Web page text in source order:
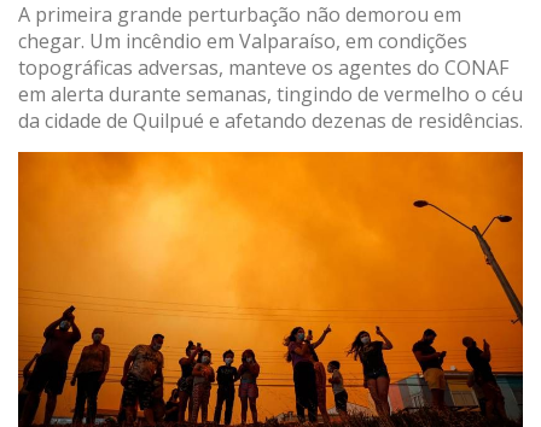
A primeira grande perturbação não demorou em
chegar. Um incêndio em Valparaíso, em condições
topográficas adversas, manteve os agentes do CONAF
em alerta durante semanas, tingindo de vermelho o céu
da cidade de Quilpué e afetando dezenas de residências.